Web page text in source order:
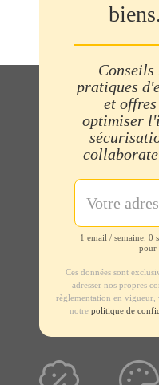
pratiques
et
optimiser
1 email / semaine. 0
pour
Ces données sont
adresser nos propres
règlementation en vigueur,
notre politique de